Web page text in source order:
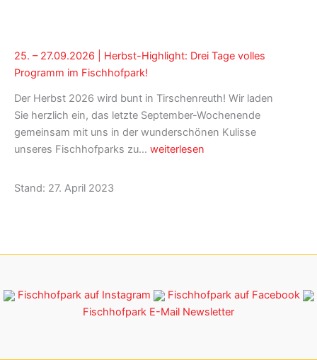
Summer
in
Town
–
Ausstellung
James
perfekte
25. – 27.09.2026 | Herbst-Highlight: Drei Tage volles
Programm im Fischhofpark!
Der Herbst 2026 wird bunt in Tirschenreuth! Wir laden
Sie herzlich ein, das letzte September-Wochenende
gemeinsam mit uns in der wunderschönen Kulisse
unseres Fischhofparks zu… 25.
Programm
im
weiterlesen
Stand: 27. April 2023
Fischhofpark auf Instagram
Fischhofpark auf Facebook
Fischhofpark E-Mail Newsletter